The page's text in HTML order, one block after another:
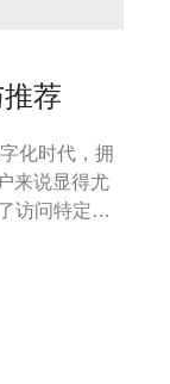
荐
来说显得尤
访问特定的
三大精华推